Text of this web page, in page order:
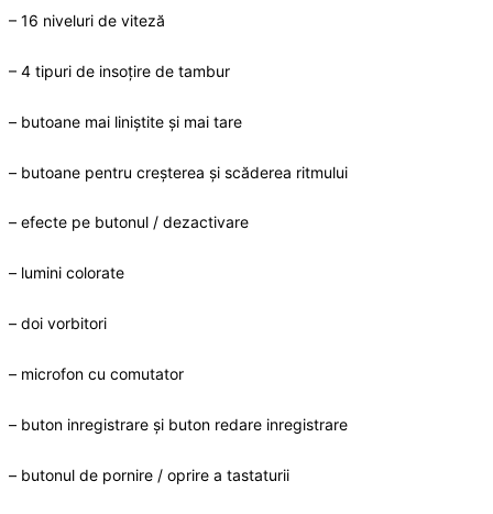
– 16 niveluri de viteză
– 4 tipuri de insoțire de tambur
– butoane mai liniștite și mai tare
– butoane pentru creșterea și scăderea ritmului
– efecte pe butonul / dezactivare
– lumini colorate
– doi vorbitori
– microfon cu comutator
– buton inregistrare și buton redare inregistrare
– butonul de pornire / oprire a tastaturii